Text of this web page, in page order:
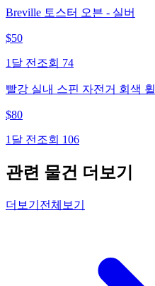
Breville 토스터 오븐 - 실버
$50
1달 전 조회 74
빨강 실내 스핀 자전거 회색 휠
$80
1달 전 조회 106
관련 물건 더보기
더보기 전체보기